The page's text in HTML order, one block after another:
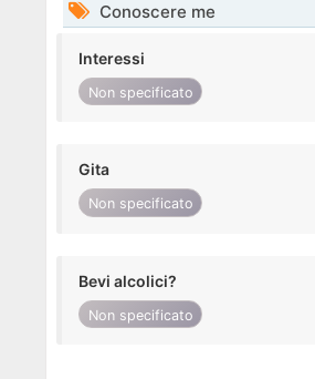
Conoscere me
Interessi
Non specificato
Gita
Non specificato
Bevi alcolici?
Non specificato